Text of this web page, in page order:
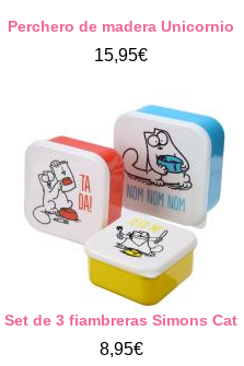
Perchero de madera Unicornio
15,95€
Set de 3 fiambreras Simons Cat
8,95€